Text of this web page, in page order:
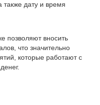
дату и время
позволяют вносить
что значительно
которые работают с